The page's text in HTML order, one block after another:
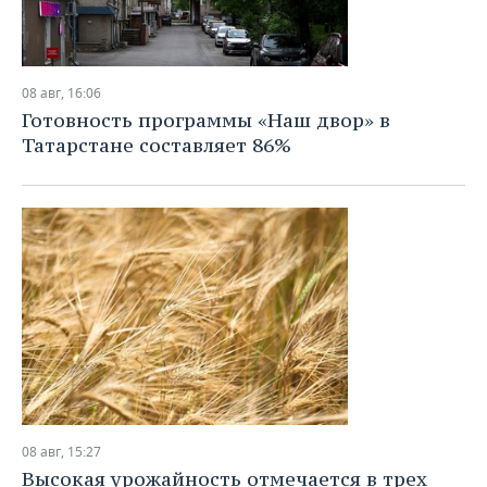
08 авг, 16:06
Готовность программы «Наш двор» в
Татарстане составляет 86%
08 авг, 15:27
Высокая урожайность отмечается в трех